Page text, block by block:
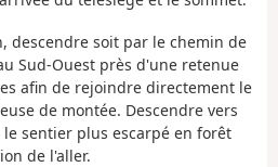
descendre soit par le chemin de
Sud-Ouest près d'une retenue
afin de rejoindre directement le
de montée. Descendre vers
sentier plus escarpé en forêt
de l'aller.